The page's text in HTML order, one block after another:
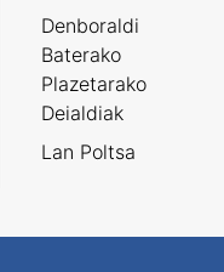
Denboraldi
Baterako
Plazetarako
Deialdiak
Lan Poltsa